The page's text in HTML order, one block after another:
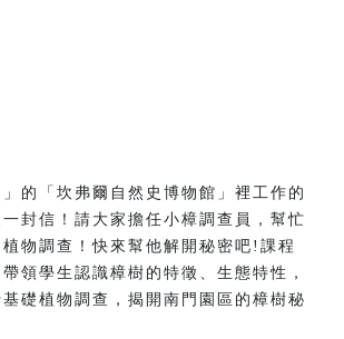
」的「坎弗爾自然史博物館」裡工作的
封信！請大家擔任小樟調查員，幫忙
物調查！快來幫他解開秘密吧!課程
領學生認識樟樹的特徵、生態特性，
礎植物調查，揭開南門園區的樟樹秘